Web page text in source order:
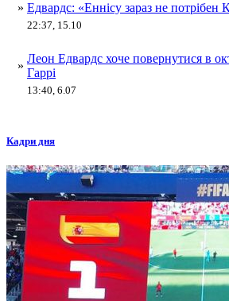
» Едвардс: «Еннісу зараз не потрібен
22:37, 15.10
»
Леон Едвардс хоче повернутися в
Гаррі
13:40, 6.07
Кадри дня